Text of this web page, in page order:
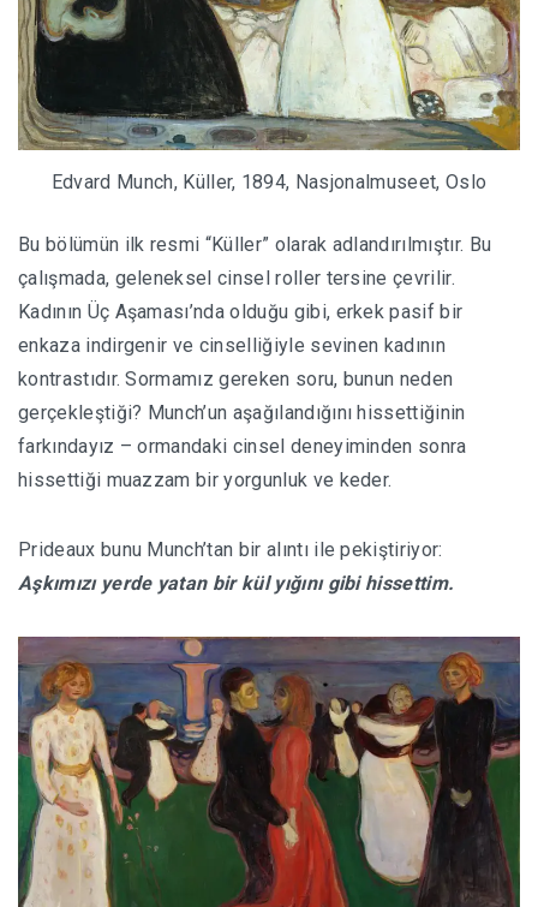
Edvard Munch, Küller, 1894, Nasjonalmuseet, Oslo
Bu bölümün ilk resmi “Küller” olarak adlandırılmıştır. Bu
çalışmada, geleneksel cinsel roller tersine çevrilir.
Kadının Üç Aşaması’nda olduğu gibi, erkek pasif bir
enkaza indirgenir ve cinselliğiyle sevinen kadının
kontrastıdır. Sormamız gereken soru, bunun neden
gerçekleştiği? Munch’un aşağılandığını hissettiğinin
farkındayız – ormandaki cinsel deneyiminden sonra
hissettiği muazzam bir yorgunluk ve keder.
Prideaux bunu Munch’tan bir alıntı ile pekiştiriyor:
Aşkımızı yerde yatan bir kül yığını gibi hissettim.